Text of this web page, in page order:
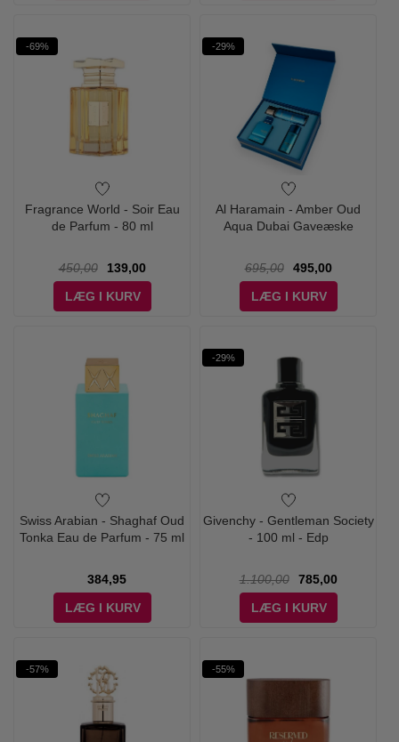
-69%
Fragrance World - Soir Eau
de Parfum - 80 ml
450,00
139,00
LÆG I KURV
-29%
Al Haramain - Amber Oud
Aqua Dubai Gaveæske
695,00
495,00
LÆG I KURV
Swiss Arabian - Shaghaf Oud
Tonka Eau de Parfum - 75 ml
384,95
LÆG I KURV
-29%
Givenchy - Gentleman Society
- 100 ml - Edp
1.100,00
785,00
LÆG I KURV
-57% -55%